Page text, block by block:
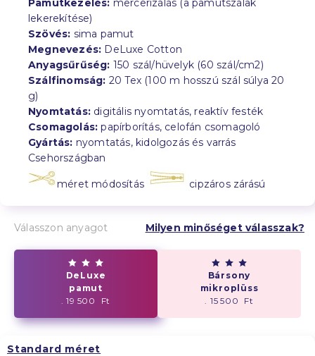
Pamutkezelés: mercerizálás (a pamutszálak
lekerekítése)
Szövés: sima pamut
Megnevezés: DeLuxe Cotton
Anyagsűrűség: 150 szál/hüvelyk (60 szál/cm2)
Szálfinomság: 20 Tex (100 m hosszú szál súlya 20
g)
Nyomtatás: digitális nyomtatás, reaktív festék
Csomagolás: papírborítás, celofán csomagoló
Gyártás: nyomtatás, kidolgozás és varrás
Csehországban
méret módosítás cipzáros zárású
Válasszon anyagot Milyen minőséget válasszak?
DeLuxe
pamut
. 19 500 Ft
Bársony
mikroplüss
. 15 500 Ft
Standard méret